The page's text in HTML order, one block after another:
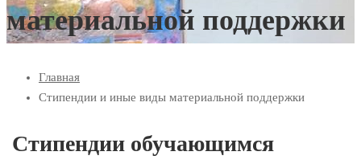
материальной поддержки
Главная
Стипендии и иные виды материальной поддержки
Стипендии обучающимся